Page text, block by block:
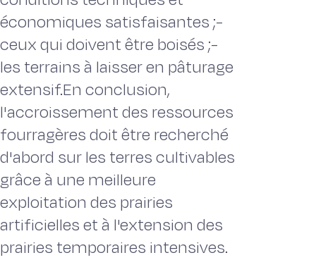
économiques satisfaisantes ;-
ceux qui doivent être boisés ;-
les terrains à laisser en pâturage
extensif.En conclusion,
l'accroissement des ressources
fourragères doit être recherché
d'abord sur les terres cultivables
grâce à une meilleure
exploitation des prairies
artificielles et à l'extension des
prairies temporaires intensives.